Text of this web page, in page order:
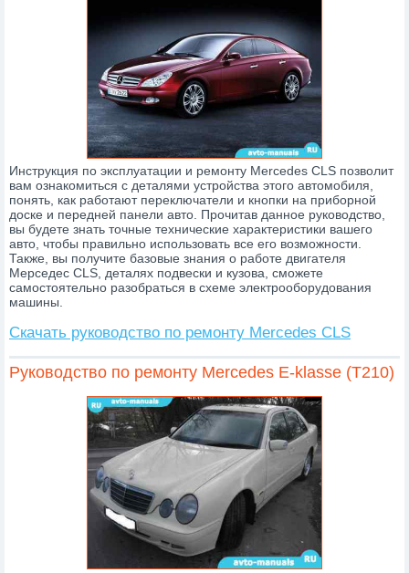
Инструкция по эксплуатации и ремонту Mercedes CLS позволит
вам ознакомиться с деталями устройства этого автомобиля,
понять, как работают переключатели и кнопки на приборной
доске и передней панели авто. Прочитав данное руководство,
вы будете знать точные технические характеристики вашего
авто, чтобы правильно использовать все его возможности.
Также, вы получите базовые знания о работе двигателя
Мерседес CLS, деталях подвески и кузова, сможете
самостоятельно разобраться в схеме электрооборудования
машины.
Скачать руководство по ремонту Mercedes CLS
Руководство по ремонту Mercedes E-klasse (T210)